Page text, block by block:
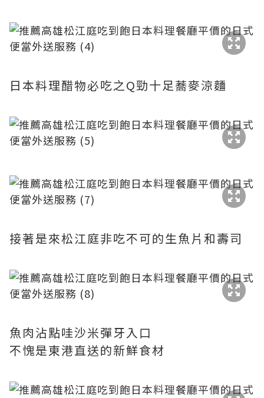
日本料理醋物必吃之Q勁十足蕎麥涼麵
接著是來松江庭非吃不可的生魚片和壽司
魚肉沾點哇沙米彈牙入口
不愧是東港直送的新鮮食材